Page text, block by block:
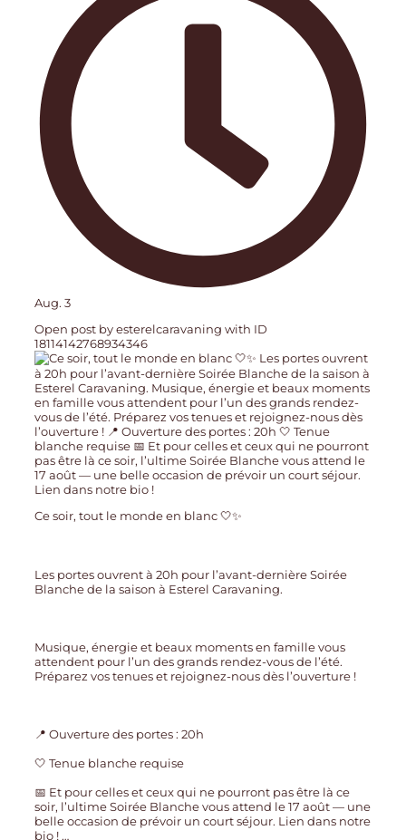
Aug. 3
Open post by esterelcaravaning with ID
18114142768934346
Ce soir, tout le monde en blanc 🤍✨
Les portes ouvrent à 20h pour l’avant-dernière Soirée
Blanche de la saison à Esterel Caravaning.
Musique, énergie et beaux moments en famille vous
attendent pour l’un des grands rendez-vous de l’été.
Préparez vos tenues et rejoignez-nous dès l’ouverture !
📍 Ouverture des portes : 20h
🤍 Tenue blanche requise
📅 Et pour celles et ceux qui ne pourront pas être là ce
soir, l’ultime Soirée Blanche vous attend le 17 août — une
belle occasion de prévoir un court séjour. Lien dans notre
bio ! …